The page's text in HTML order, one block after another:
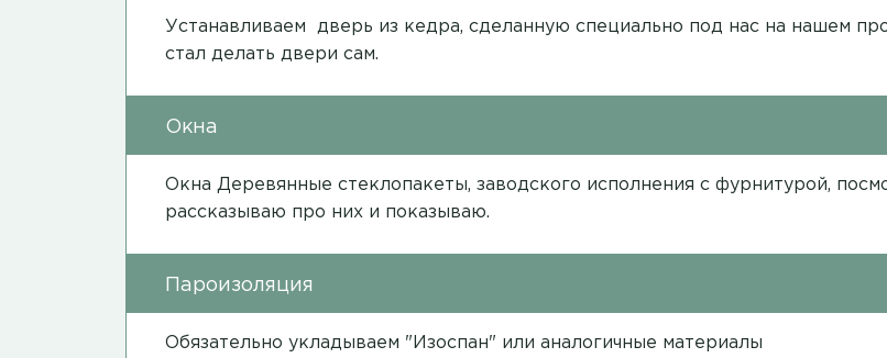
Устанавливаем дверь из кедра, сделанную специально под нас на нашем
стал делать двери сам.
Окна
Окна Деревянные стеклопакеты, заводского исполнения с фурнитурой,
рассказываю про них и показываю.
Пароизоляция
Обязательно укладываем "Изоспан" или аналогичные материалы